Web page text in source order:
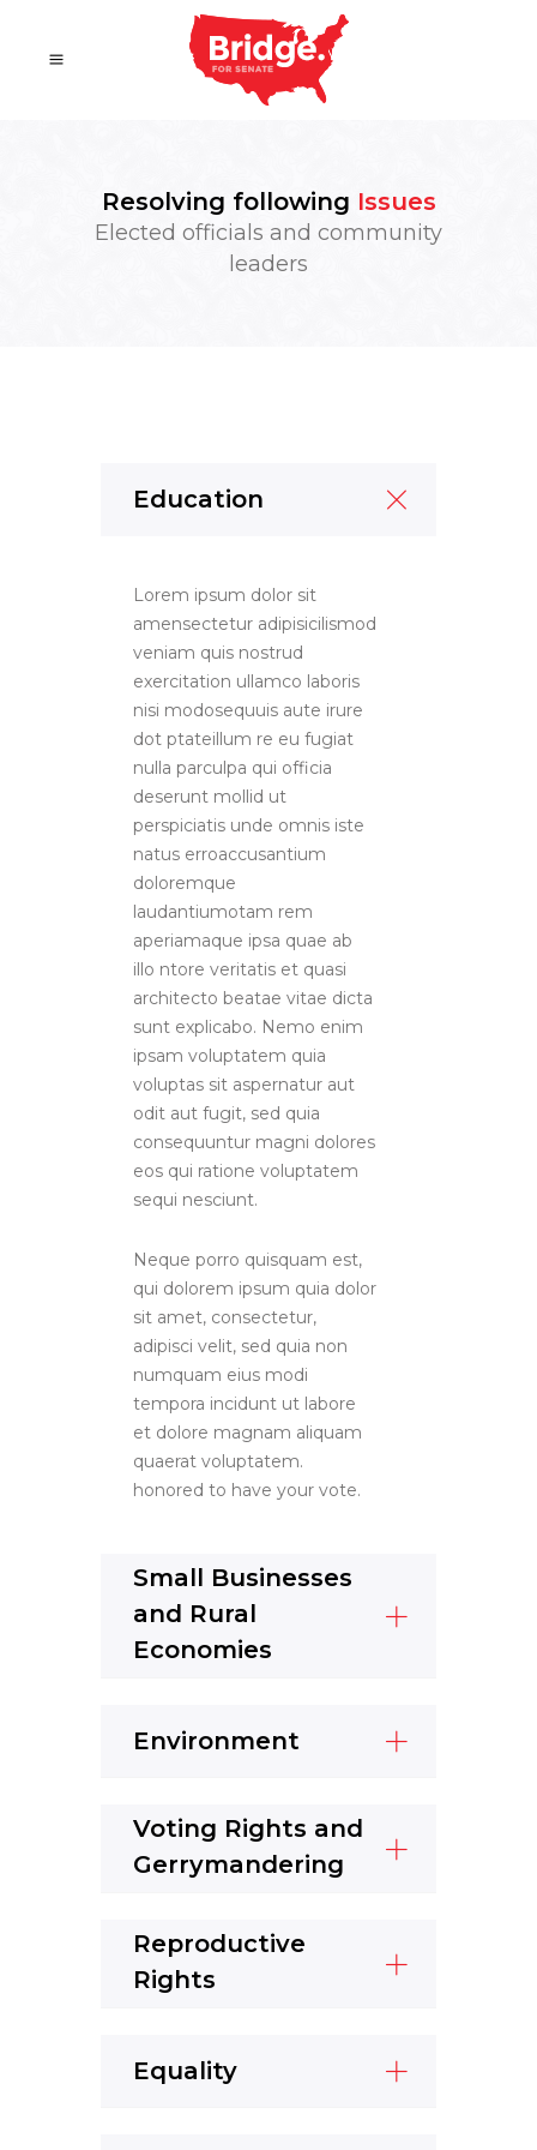
Resolving following Issues
Elected officials and community
leaders
Education
Lorem ipsum dolor sit
amensectetur adipisicilismod
veniam quis nostrud
exercitation ullamco laboris
nisi modosequuis aute irure
dot ptateillum re eu fugiat
nulla parculpa qui officia
deserunt mollid ut
perspiciatis unde omnis iste
natus erroaccusantium
doloremque
laudantiumotam rem
aperiamaque ipsa quae ab
illo ntore veritatis et quasi
architecto beatae vitae dicta
sunt explicabo. Nemo enim
ipsam voluptatem quia
voluptas sit aspernatur aut
odit aut fugit, sed quia
consequuntur magni dolores
eos qui ratione voluptatem
sequi nesciunt.
Neque porro quisquam est,
qui dolorem ipsum quia dolor
sit amet, consectetur,
adipisci velit, sed quia non
numquam eius modi
tempora incidunt ut labore
et dolore magnam aliquam
quaerat voluptatem.
honored to have your vote.
Small Businesses
and Rural
Economies
Environment
Voting Rights and
Gerrymandering
Reproductive
Rights
Equality